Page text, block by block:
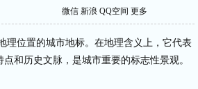
微信 新浪 QQ空间 更多
理位置的城市地标。在地理含义上，它代表
和历史文脉，是城市重要的标志性景观。